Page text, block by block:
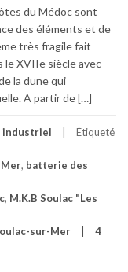
du Médoc sont
des éléments et de
très fragile fait
le XVIIe siècle avec
la dune qui
A partir de […]
industriel Étiqueté
, batterie des
, M.K.B Soulac "Les
sur-Mer 4